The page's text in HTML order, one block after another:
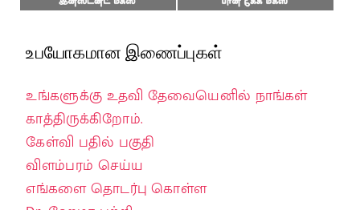
உபயோகமான இணைப்புகள்
உங்களுக்கு உதவி தேவையெனில் நாங்கள்
காத்திருக்கிறோம்.
கேள்வி பதில் பகுதி
விளம்பரம் செய்ய
எங்களை தொடர்பு கொள்ள